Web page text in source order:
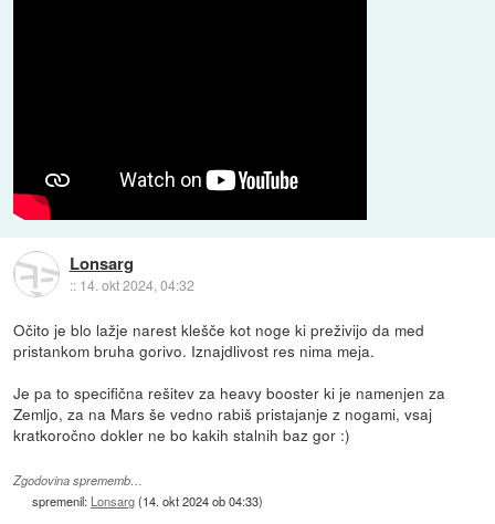
Lonsarg
:: 14. okt 2024, 04:32
Očito je blo lažje narest klešče kot noge ki preživijo da med
pristankom bruha gorivo. Iznajdlivost res nima meja.
Je pa to specifična rešitev za heavy booster ki je namenjen za
Zemljo, za na Mars še vedno rabiš pristajanje z nogami, vsaj
kratkoročno dokler ne bo kakih stalnih baz gor :)
Zgodovina sprememb…
spremenil: Lonsarg(14. okt 2024 ob 04:33)